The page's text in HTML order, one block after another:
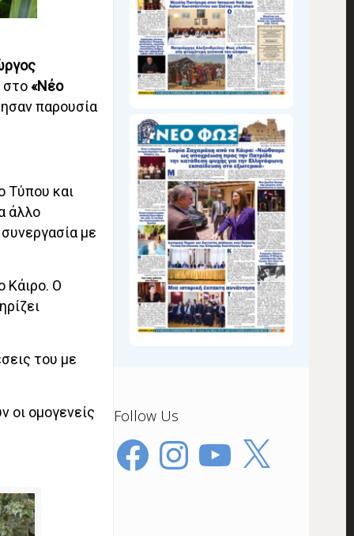
στο«Νέο
παρουσία
Τύπου και
άλλο
με
Κάιρο. Ο
του με
οι ομογενείς Follow Us
FacebookInstagramYouTube
X